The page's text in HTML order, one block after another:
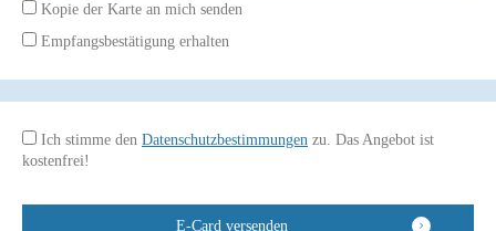
Kopie der Karte an mich senden
Empfangsbestätigung erhalten
Ich stimme den Datenschutzbestimmungen zu. Das Angebot ist
kostenfrei!